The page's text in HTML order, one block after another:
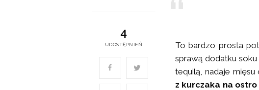
4
UDOSTĘPNIEŃ
To bardzo prosta
sprawą dodatku
tequilą, nadaje
z kurczaka na ostro